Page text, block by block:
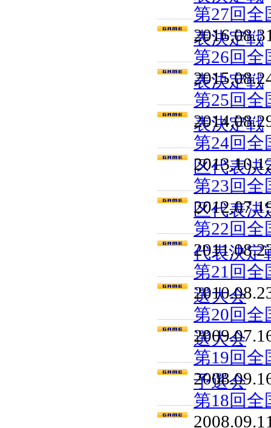
第27回
表決定戦
第26回
表決定戦
第25回
表決定戦
第24回
区代表決
第23回
区代表決
第22回全
代表決定
第21回全
選大会
第20回全
選大会
第19回全
予選会
第18回全